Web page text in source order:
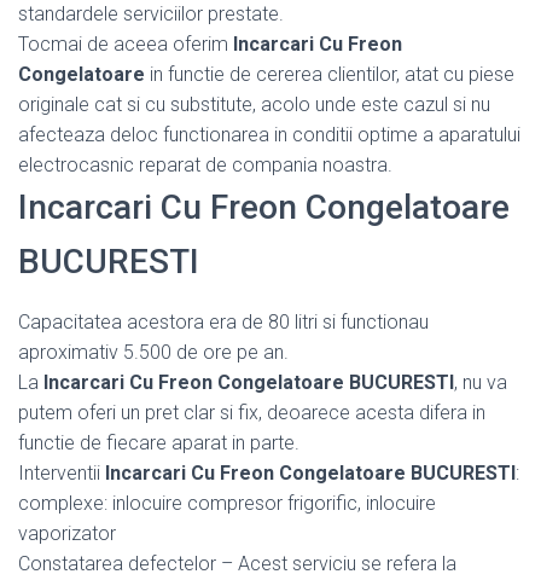
standardele serviciilor prestate.
Tocmai de aceea oferim Incarcari Cu Freon
Congelatoare in functie de cererea clientilor, atat cu piese
originale cat si cu substitute, acolo unde este cazul si nu
afecteaza deloc functionarea in conditii optime a aparatului
electrocasnic reparat de compania noastra.
Incarcari Cu Freon Congelatoare
BUCURESTI
Capacitatea acestora era de 80 litri si functionau
aproximativ 5.500 de ore pe an.
La Incarcari Cu Freon Congelatoare BUCURESTI, nu va
putem oferi un pret clar si fix, deoarece acesta difera in
functie de fiecare aparat in parte.
Interventii Incarcari Cu Freon Congelatoare BUCURESTI:
complexe: inlocuire compresor frigorific, inlocuire
vaporizator
Constatarea defectelor – Acest serviciu se refera la